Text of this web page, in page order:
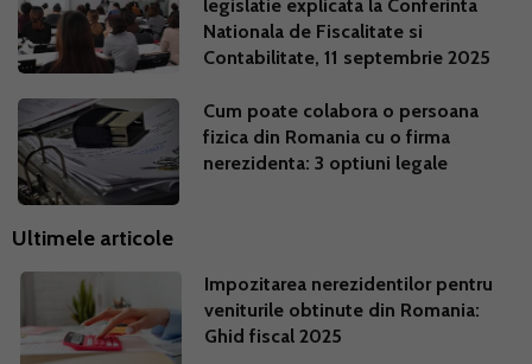
legislatie explicata la Conferinta
Nationala de Fiscalitate si
Contabilitate, 11 septembrie 2025
Cum poate colabora o persoana
fizica din Romania cu o firma
nerezidenta: 3 optiuni legale
Ultimele articole
Impozitarea nerezidentilor pentru
veniturile obtinute din Romania:
Ghid fiscal 2025